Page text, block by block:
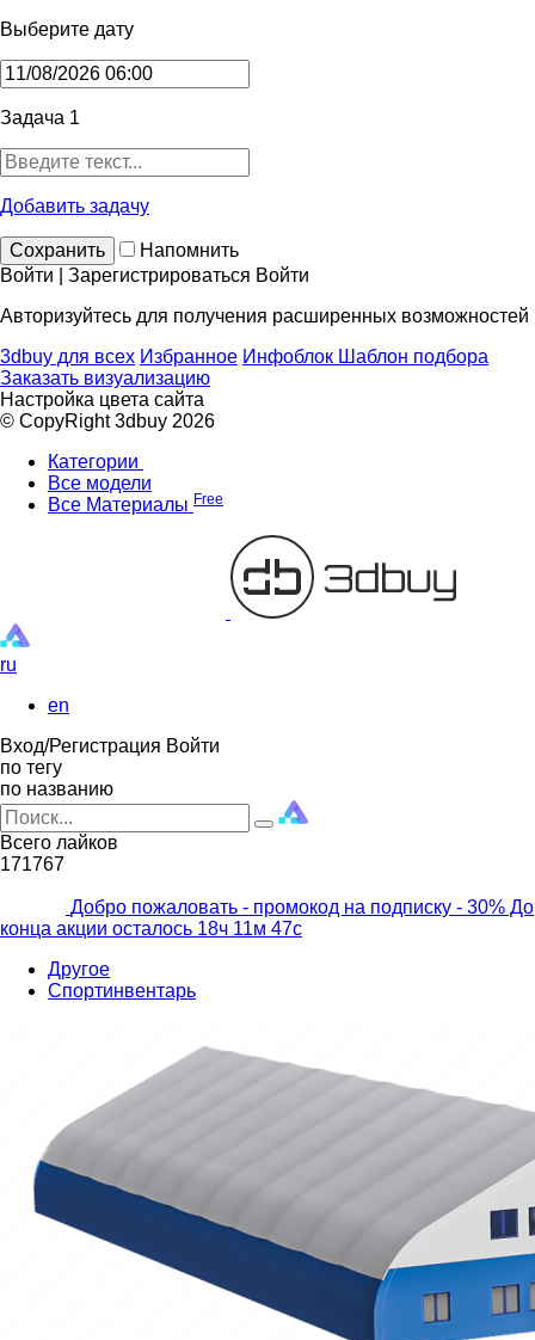
Выберите дату
Задача 1
Добавить задачу
Сохранить
Напомнить
Войти | Зарегистрироваться Войти
Авторизуйтесь для получения расширенных возможностей
3dbuy для всех Избранное Инфоблок Шаблон подбора
Заказать визуализацию
Настройка цвета сайта
© CopyRight 3dbuy 2026
Категории
Все модели
Все Материалы Free
ru
en
Вход/Регистрация Войти
по тегу
по названию
Всего лайков
171767
Добро пожаловать - промокод на подписку - 30% До
конца акции осталось 18ч 11м 45с
Другое
Спортинвентарь